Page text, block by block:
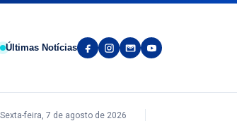
Pular para o conteúdo
Últimas Notícias
Sexta-feira, 7 de agosto de 2026